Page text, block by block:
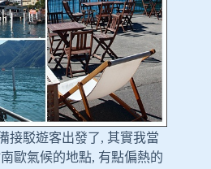
接駁遊客出發了, 其實我當
歐氣候的地點, 有點偏熱的